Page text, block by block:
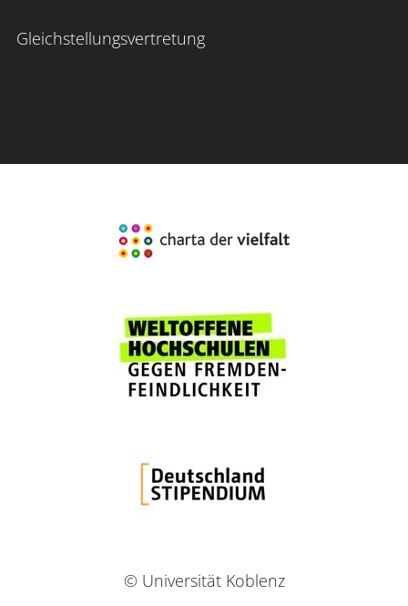
Gleichstellungsvertretung
© Universität Koblenz